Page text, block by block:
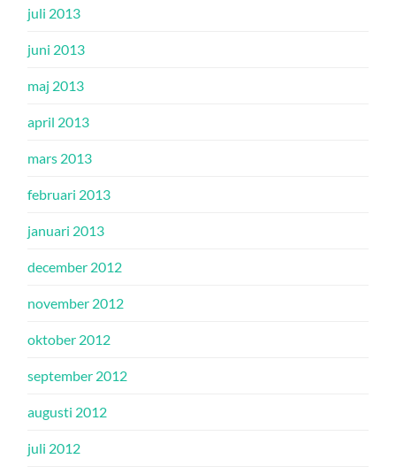
juli 2013
juni 2013
maj 2013
april 2013
mars 2013
februari 2013
januari 2013
december 2012
november 2012
oktober 2012
september 2012
augusti 2012
juli 2012